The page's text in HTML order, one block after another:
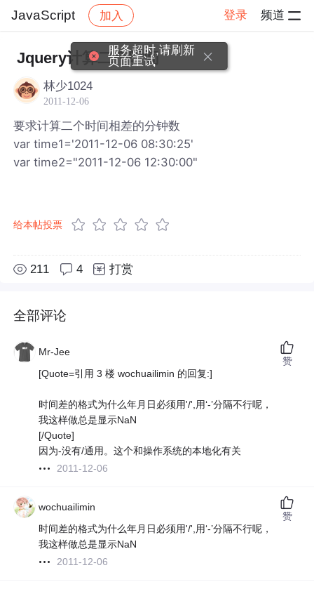
JavaScript 加入 登录 频道
社区 JavaScript 帖子详情
Jquery计算二个时间
林少1024
2011-12-06
要求计算二个时间相差的分钟数
var time1='2011-12-06 08:30:25'
var time2="2011-12-06 12:30:00"
给本帖投票
211 4 打赏
全部评论
Mr-Jee
[Quote=引用 3 楼 wochuailimin 的回复:]
时间差的格式为什么年月日必须用'/',用‘-’分隔不行呢，
我这样做总是显示NaN
[/Quote]
因为-没有/通用。这个和操作系统的本地化有关
2011-12-06
赞
wochuailimin
时间差的格式为什么年月日必须用'/',用‘-’分隔不行呢，
我这样做总是显示NaN
2011-12-06
赞
服务超时,请刷新
页面重试